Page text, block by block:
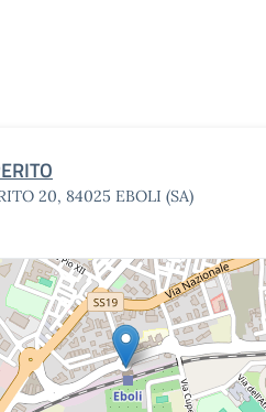
20, 84025 EBOLI (SA)